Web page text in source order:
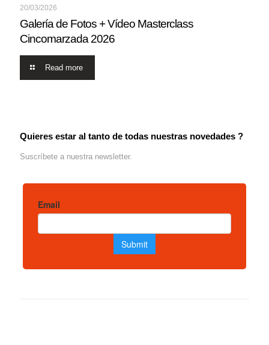
20/03/2026
Galería de Fotos + Vídeo Masterclass
Cincomarzada 2026
Read more
Quieres estar al tanto de todas nuestras novedades ?
Suscríbete a nuestra newsletter.